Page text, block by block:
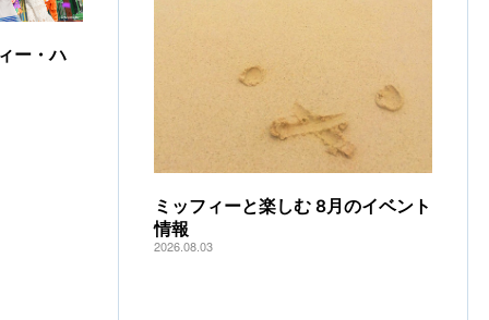
ー・ハ
ミッフィーと楽しむ 8月のイベント
情報
2026.08.03